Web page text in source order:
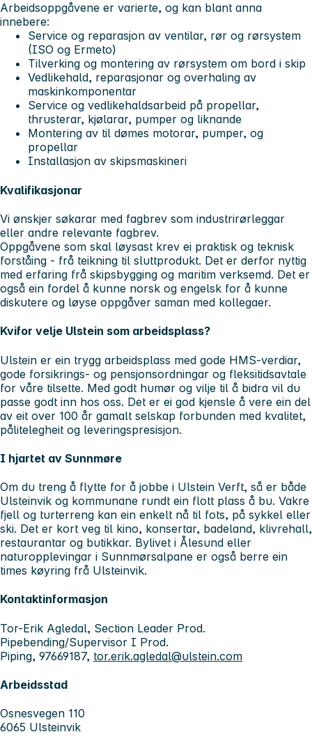
Arbeidsoppgåvene er varierte, og kan blant anna
innebere:
Service og reparasjon av ventilar, rør og rørsystem
(ISO og Ermeto)
Tilverking og montering av rørsystem om bord i skip
Vedlikehald, reparasjonar og overhaling av
maskinkomponentar
Service og vedlikehaldsarbeid på propellar,
thrusterar, kjølarar, pumper og liknande
Montering av til dømes motorar, pumper, og
propellar
Installasjon av skipsmaskineri
Kvalifikasjonar
Vi ønskjer søkarar med fagbrev som industrirørleggar
eller andre relevante fagbrev.
Oppgåvene som skal løysast krev ei praktisk og teknisk
forståing - frå teikning til sluttprodukt. Det er derfor nyttig
med erfaring frå skipsbygging og maritim verksemd. Det er
også ein fordel å kunne norsk og engelsk for å kunne
diskutere og løyse oppgåver saman med kollegaer.
Kvifor velje Ulstein som arbeidsplass?
Ulstein er ein trygg arbeidsplass med gode HMS-verdiar,
gode forsikrings- og pensjonsordningar og fleksitidsavtale
for våre tilsette. Med godt humør og vilje til å bidra vil du
passe godt inn hos oss. Det er ei god kjensle å vere ein del
av eit over 100 år gamalt selskap forbunden med kvalitet,
pålitelegheit og leveringspresisjon.
I hjartet av Sunnmøre
Om du treng å flytte for å jobbe i Ulstein Verft, så er både
Ulsteinvik og kommunane rundt ein flott plass å bu. Vakre
fjell og turterreng kan ein enkelt nå til fots, på sykkel eller
ski. Det er kort veg til kino, konsertar, badeland, klivrehall,
restaurantar og butikkar. Bylivet i Ålesund eller
naturopplevingar i Sunnmørsalpane er også berre ein
times køyring frå Ulsteinvik.
Kontaktinformasjon
Tor-Erik Agledal, Section Leader Prod.
Pipebending/Supervisor I Prod.
Piping, 97669187, tor.erik.agledal@ulstein.com
Arbeidsstad
Osnesvegen 110
6065 Ulsteinvik